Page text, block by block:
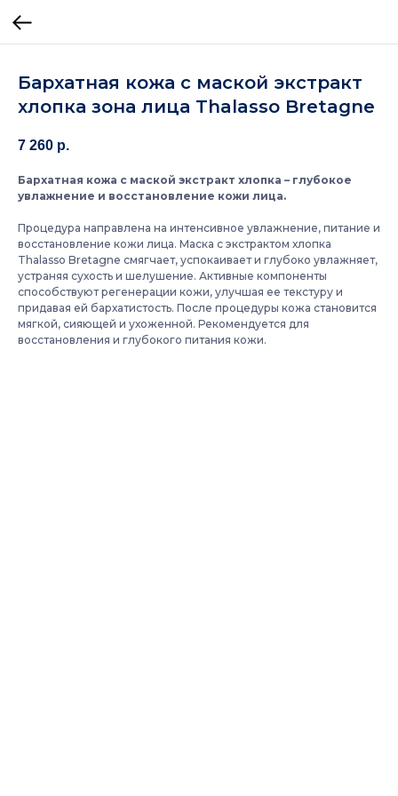
Бархатная кожа с маской экстракт
хлопка зона лица Thalasso Bretagne
7 260 р.
Бархатная кожа с маской экстракт хлопка – глубокое
увлажнение и восстановление кожи лица.
Процедура направлена на интенсивное увлажнение, питание и
восстановление кожи лица. Маска с экстрактом хлопка
Thalasso Bretagne смягчает, успокаивает и глубоко увлажняет,
устраняя сухость и шелушение. Активные компоненты
способствуют регенерации кожи, улучшая ее текстуру и
придавая ей бархатистость. После процедуры кожа становится
мягкой, сияющей и ухоженной. Рекомендуется для
восстановления и глубокого питания кожи.